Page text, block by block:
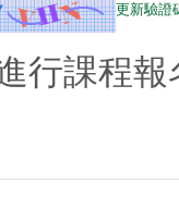
更新驗證
行課程